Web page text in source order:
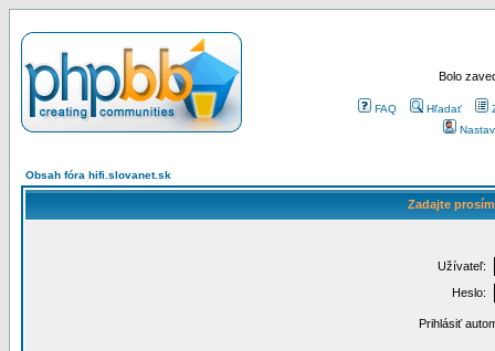
Bolo
FAQ Hľadať
Obsah fóra hifi.slovanet.sk
Zadajte
Užívateľ:
Heslo:
Prihlásiť